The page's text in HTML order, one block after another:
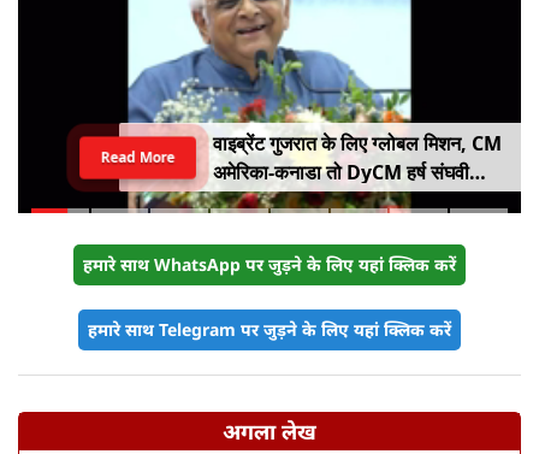
वाइब्रेंट गुजरात के लिए ग्लोबल मिशन, CM
अमेरिका-कनाडा तो DyCM हर्ष संघवी
संभालेंगे जापान-यूरोप का मोर्चा
Read More
हमारे साथ WhatsApp पर जुड़ने के लिए यहां क्लिक करें
हमारे साथ Telegram पर जुड़ने के लिए यहां क्लिक करें
अगला लेख